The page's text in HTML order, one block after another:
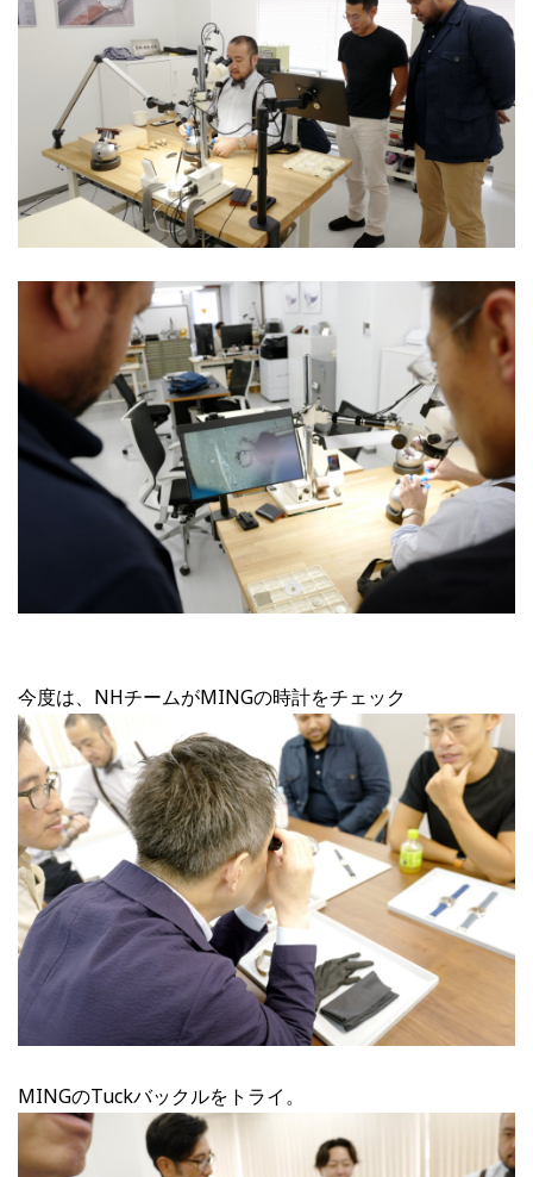
今度は、NHチームがMINGの時計をチェック
MINGのTuckバックルをトライ。